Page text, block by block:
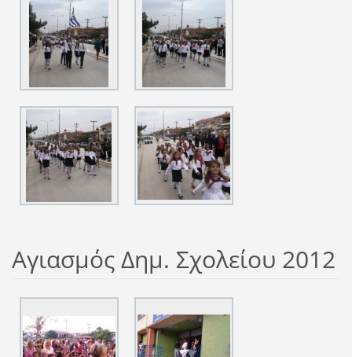
Αγιασμός Δημ. Σχολείου 2012